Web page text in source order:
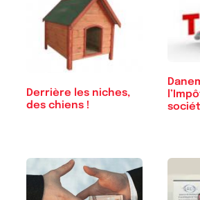
Derrière les niches,
des chiens !